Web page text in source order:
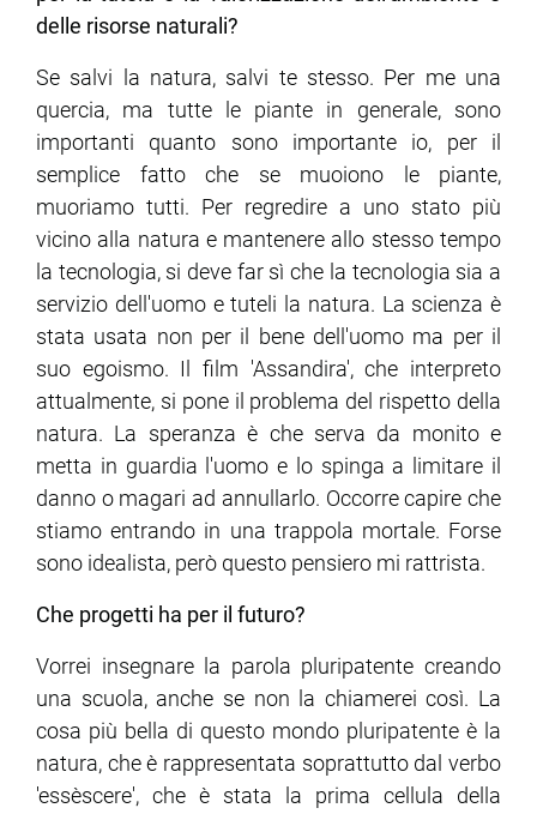
delle risorse naturali?
Se salvi la natura, salvi te stesso. Per me una
quercia, ma tutte le piante in generale, sono
importanti quanto sono importante io, per il
semplice fatto che se muoiono le piante,
muoriamo tutti. Per regredire a uno stato più
vicino alla natura e mantenere allo stesso tempo
la tecnologia, si deve far sì che la tecnologia sia a
servizio dell'uomo e tuteli la natura. La scienza è
stata usata non per il bene dell'uomo ma per il
suo egoismo. Il film 'Assandira', che interpreto
attualmente, si pone il problema del rispetto della
natura. La speranza è che serva da monito e
metta in guardia l'uomo e lo spinga a limitare il
danno o magari ad annullarlo. Occorre capire che
stiamo entrando in una trappola mortale. Forse
sono idealista, però questo pensiero mi rattrista.
Che progetti ha per il futuro?
Vorrei insegnare la parola pluripatente creando
una scuola, anche se non la chiamerei così. La
cosa più bella di questo mondo pluripatente è la
natura, che è rappresentata soprattutto dal verbo
'essèscere', che è stata la prima cellula della